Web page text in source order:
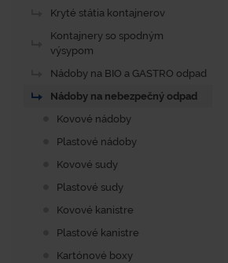
Kryté státia kontajnerov
Kontajnery so spodným
výsypom
Nádoby na BIO a GASTRO odpad
Nádoby na nebezpečný odpad
Kovové nádoby
Plastové nádoby
Kovové sudy
Plastové sudy
Kovové kanistre
Plastové kanistre
Kartónové boxy